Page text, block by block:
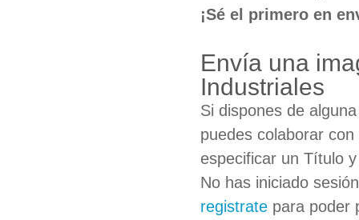
¡Sé el primero en
Envía una
Industriales
Si dispones de
puedes colaborar
especificar un Título
No has iniciado
registrate para poder